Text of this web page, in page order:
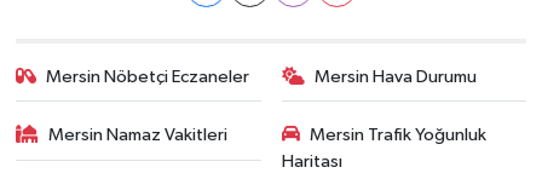
Mersin Nöbetçi Eczaneler Mersin Hava Durumu
Mersin Namaz Vakitleri
Mersin Trafik Yoğunluk
Haritası